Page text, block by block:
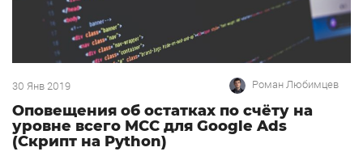
30 Янв 2019 Роман Любимцев
Оповещения об остатках по счёту на
уровне всего MCC для Google Ads
(Скрипт на Python)